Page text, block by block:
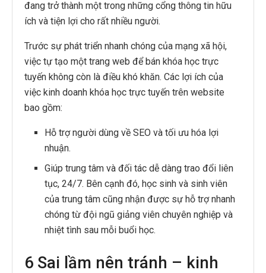
đang trở thành một trong những cổng thông tin hữu
ích và tiện lợi cho rất nhiều người.
Trước sự phát triển nhanh chóng của mạng xã hội,
việc tự tạo một trang web để bán khóa học trực
tuyến không còn là điều khó khăn. Các lợi ích của
việc kinh doanh khóa học trực tuyến trên website
bao gồm:
Hỗ trợ người dùng về SEO và tối ưu hóa lợi
nhuận.
Giúp trung tâm và đối tác dễ dàng trao đổi liên
tục, 24/7. Bên cạnh đó, học sinh và sinh viên
của trung tâm cũng nhận được sự hỗ trợ nhanh
chóng từ đội ngũ giảng viên chuyên nghiệp và
nhiệt tình sau mỗi buổi học.
6 Sai lầm nên tránh – kinh